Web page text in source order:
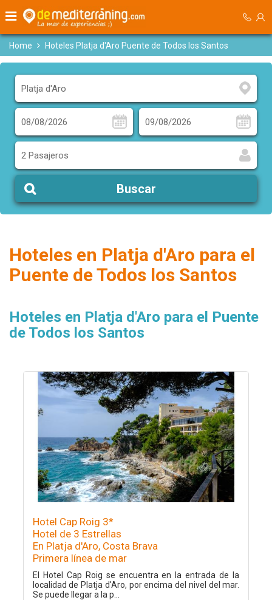
Home Hoteles Platja d'Aro Puente de Todos los Santos
2 Pasajeros
Buscar
Hoteles en Platja d'Aro para el
Puente de Todos los Santos
Hoteles en Platja d'Aro para el Puente
de Todos los Santos
Hotel Cap Roig 3*
Hotel de 3 Estrellas
En Platja d'Aro, Costa Brava
Primera línea de mar
El Hotel Cap Roig se encuentra en la entrada de la
localidad de Platja d'Aro, por encima del nivel del mar.
Se puede llegar a la p...